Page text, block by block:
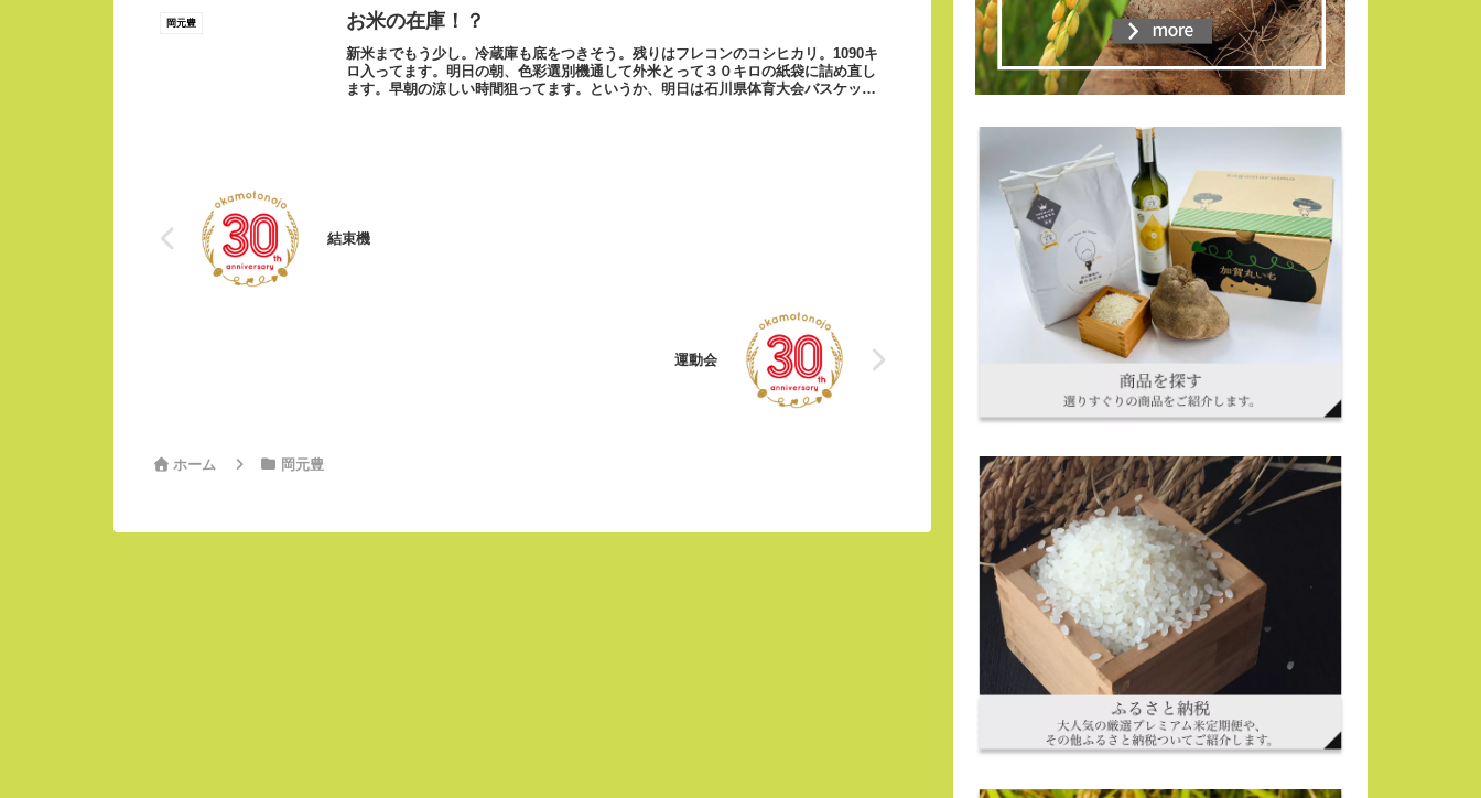
岡元豊 お米の在庫！？
新米までもう少し。冷蔵庫も底をつきそう。残りはフレコンのコシヒカリ。1090キ
ロ入ってます。明日の朝、色彩選別機通して外米とって３０キロの紙袋に詰め直し
ます。早朝の涼しい時間狙ってます。というか、明日は石川県体育大会バスケット
結束機
運動会
ホーム 岡元豊